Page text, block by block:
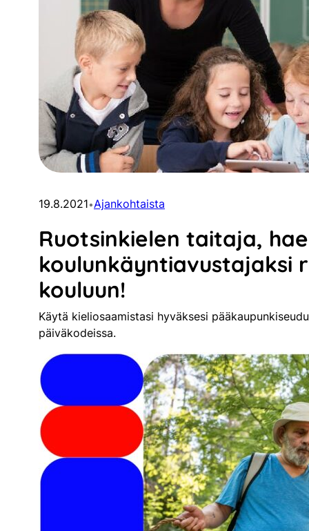
19.8.2021•Ajankohtaista
Ruotsinkielen taitaja, hae
koulunkäyntiavustajaksi
kouluun!
Käytä kieliosaamistasi hyväksesi
päiväkodeissa.